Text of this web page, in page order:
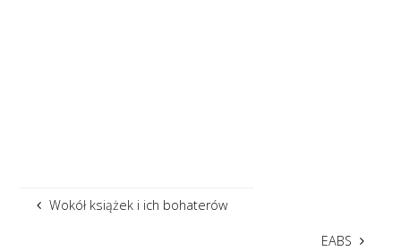
Wokół książek i ich bohaterów
EABS